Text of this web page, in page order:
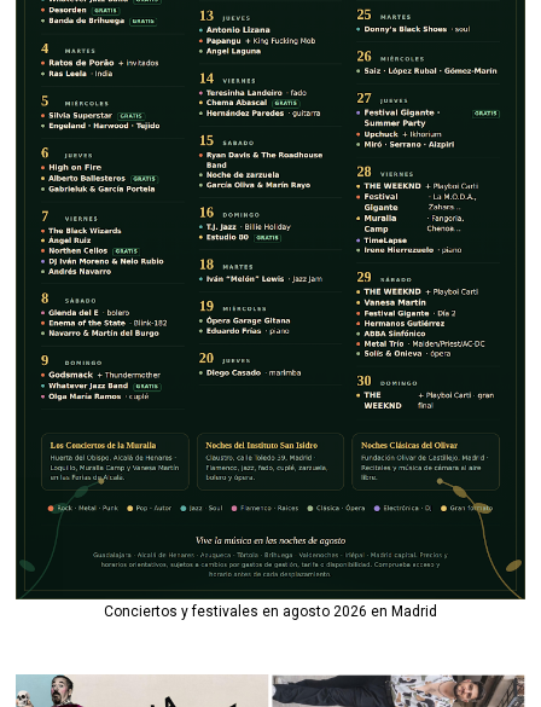
Conciertos y festivales en agosto 2026 en Madrid